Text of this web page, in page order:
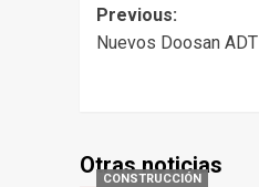
Post
Previous:
Nuevos Doosan ADT
Otras noticias
CONSTRUCCIÓN